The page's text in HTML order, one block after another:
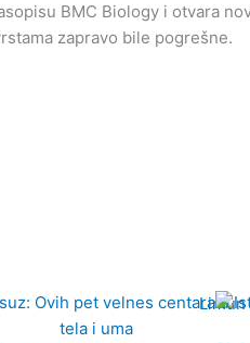
BMC Biology i otvara
zapravo bile pogrešne.